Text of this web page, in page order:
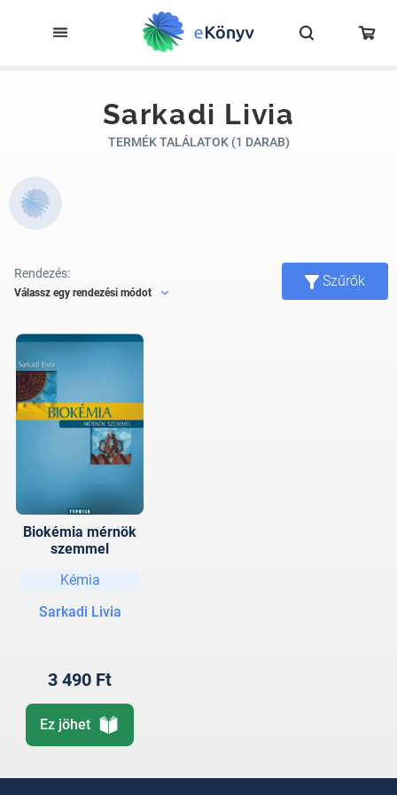
Sarkadi Livia
TERMÉK TALÁLATOK (1 DARAB)
Rendezés:
Válassz egy rendezési módot
Szűrők
Biokémia mérnök
szemmel
Kémia
Sarkadi Livia
3 490 Ft
Ez jöhet